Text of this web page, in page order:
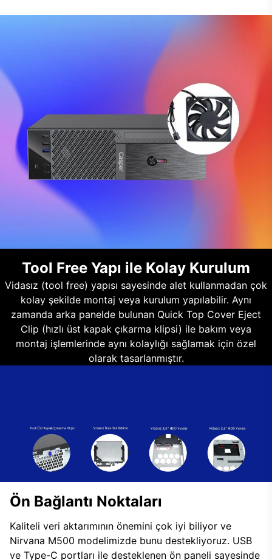
Tool Free Yapı ile Kolay Kurulum
Vidasız (tool free) yapısı sayesinde alet kullanmadan çok
kolay şekilde montaj veya kurulum yapılabilir. Aynı
zamanda arka panelde bulunan Quick Top Cover Eject
Clip (hızlı üst kapak çıkarma klipsi) ile bakım veya
montaj işlemlerinde aynı kolaylığı sağlamak için özel
olarak tasarlanmıştır.
Ön Bağlantı Noktaları
Kaliteli veri aktarımının önemini çok iyi biliyor ve
Nirvana M500 modelimizde bunu destekliyoruz. USB
ve Type-C portları ile desteklenen ön paneli sayesinde